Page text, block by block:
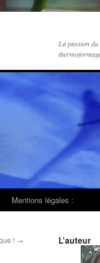
La passion
Mentions légales :
! → L’auteur